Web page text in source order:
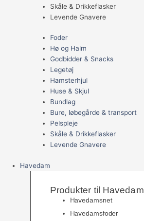
Skåle & Drikkeflasker
Levende Gnavere
Foder
Hø og Halm
Godbidder & Snacks
Legetøj
Hamsterhjul
Huse & Skjul
Bundlag
Bure, løbegårde & transport
Pelspleje
Skåle & Drikkeflasker
Levende Gnavere
Havedam
Produkter til Havedam
Havedamsnet
Havedamsfoder